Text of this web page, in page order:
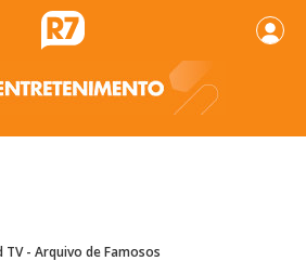
TV - Arquivo de Famosos